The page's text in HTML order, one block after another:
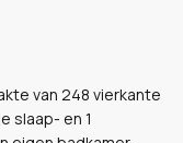
van 248 vierkante
slaap- en 1